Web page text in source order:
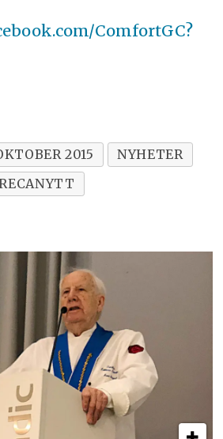
ComfortGC?
2015
NYHETER